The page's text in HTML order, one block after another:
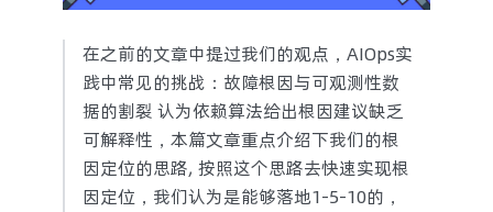
在之前的文章中提过我们的观点，AIOps实
践中常见的挑战：故障根因与可观测性数
据的割裂 认为依赖算法给出根因建议缺乏
可解释性，本篇文章重点介绍下我们的根
因定位的思路, 按照这个思路去快速实现根
因定位，我们认为是能够落地1-5-10的，